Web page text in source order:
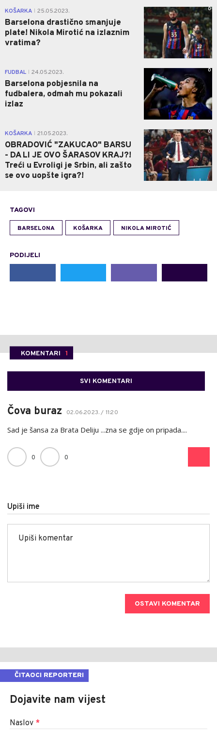
KOŠARKA 25.05.2023.
Barselona drastično smanjuje
plate! Nikola Mirotić na izlaznim
vratima?
0
FUDBAL 24.05.2023.
Barselona pobjesnila na
fudbalera, odmah mu pokazali
izlaz
0
KOŠARKA 21.05.2023.
OBRADOVIĆ "ZAKUCAO" BARSU
- DA LI JE OVO ŠARASOV KRAJ?!
Treći u Evroligi je Srbin, ali zašto
se ovo uopšte igra?!
0
TAGOVI
BARSELONA KOŠARKA NIKOLA MIROTIĆ
PODIJELI
KOMENTARI 1
SVI KOMENTARI
Čova buraz 02.06.2023. / 11:20
Sad je šansa za Brata Deliju ...zna se gdje on pripada....
0 0
Upiši ime
OSTAVI KOMENTAR
ČITAOCI REPORTERI
Dojavite nam vijest
Naslov *